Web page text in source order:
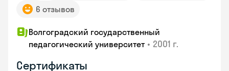
6 отзывов
Волгоградский государственный
педагогический университет • 2001 г.
Сертификаты